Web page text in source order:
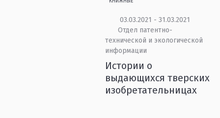
03.03.2021 - 31.03.2021
Отдел патентно-
технической и экологической
информации
Истории о
выдающихся тверских
изобретательницах